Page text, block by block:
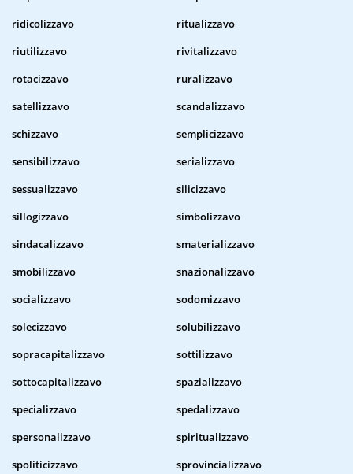
ridicolizzavo
ritualizzavo
riutilizzavo
rivitalizzavo
rotacizzavo
ruralizzavo
satellizzavo
scandalizzavo
schizzavo
semplicizzavo
sensibilizzavo
serializzavo
sessualizzavo
silicizzavo
sillogizzavo
simbolizzavo
sindacalizzavo
smaterializzavo
smobilizzavo
snazionalizzavo
socializzavo
sodomizzavo
solecizzavo
solubilizzavo
sopracapitalizzavo
sottilizzavo
sottocapitalizzavo
spazializzavo
specializzavo
spedalizzavo
spersonalizzavo
spiritualizzavo
spoliticizzavo
sprovincializzavo